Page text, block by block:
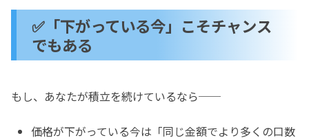
✅「下がっている今」こそチャンス
でもある
もし、あなたが積立を続けているなら──
価格が下がっている今は「同じ金額でより多くの口数